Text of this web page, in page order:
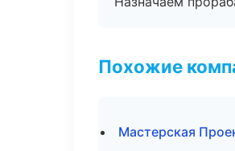
Похожие
Мастерская